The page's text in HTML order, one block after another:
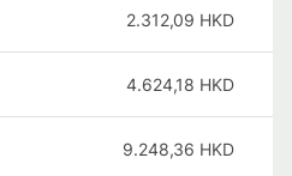
2.312,09 HKD
4.624,18 HKD
9.248,36 HKD